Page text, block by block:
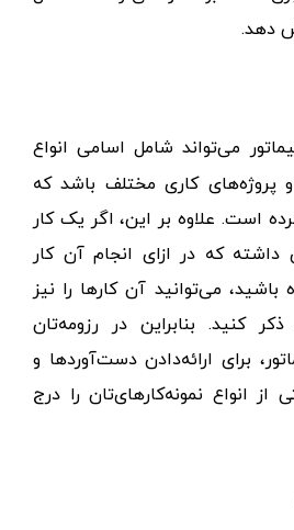
دهد.
می‌تواند شامل اسامی انواع
و پروژه‌های کاری مختلف باشد که
است. علاوه بر این، اگر یک کار
که در ازای انجام آن کار
می‌توانید آن کارها را نیز
کنید. بنابراین در رزومه‌تان
برای ارائه‌دادن دست‌آوردها و
از انواع نمونه‌کارهای‌تان را درج